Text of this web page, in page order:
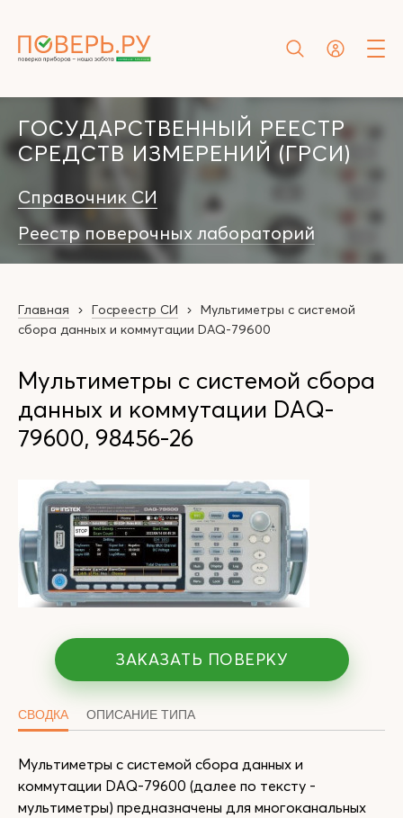
ГОСУДАРСТВЕННЫЙ РЕЕСТР
СРЕДСТВ ИЗМЕРЕНИЙ (ГРСИ)
Справочник СИ
Реестр поверочных лабораторий
Главная Госреестр СИ
Мультиметры с системой
сбора данных и коммутации DAQ-79600
Мультиметры с системой сбора
данных и коммутации DAQ-
79600, 98456-26
ЗАКАЗАТЬ ПОВЕРКУ
СВОДКА ОПИСАНИЕ ТИПА
Мультиметры с системой сбора данных и
коммутации DAQ-79600 (далее по тексту -
мультиметры) предназначены для многоканальных